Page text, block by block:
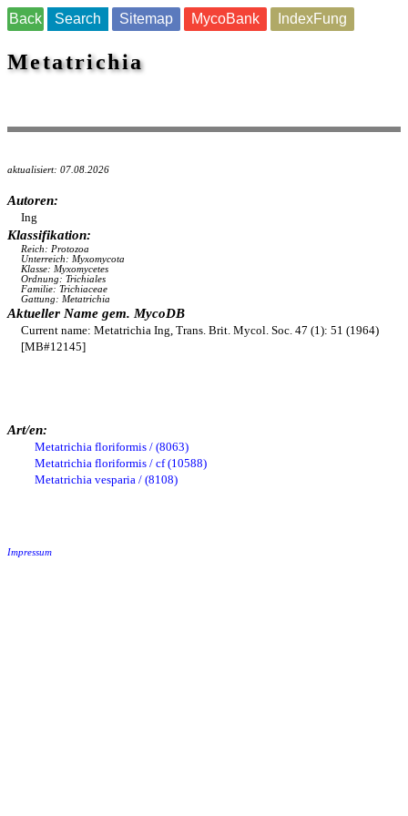
Back Search Sitemap MycoBank IndexFung
Metatrichia
aktualisiert: 07.08.2026
Autoren:
Ing
Klassifikation:
Reich: Protozoa
Unterreich: Myxomycota
Klasse: Myxomycetes
Ordnung: Trichiales
Familie: Trichiaceae
Gattung: Metatrichia
Aktueller Name gem. MycoDB
Current name: Metatrichia Ing, Trans. Brit. Mycol. Soc. 47 (1): 51 (1964)
[MB#12145]
Art/en:
Metatrichia floriformis / (8063)
Metatrichia floriformis / cf (10588)
Metatrichia vesparia / (8108)
Impressum